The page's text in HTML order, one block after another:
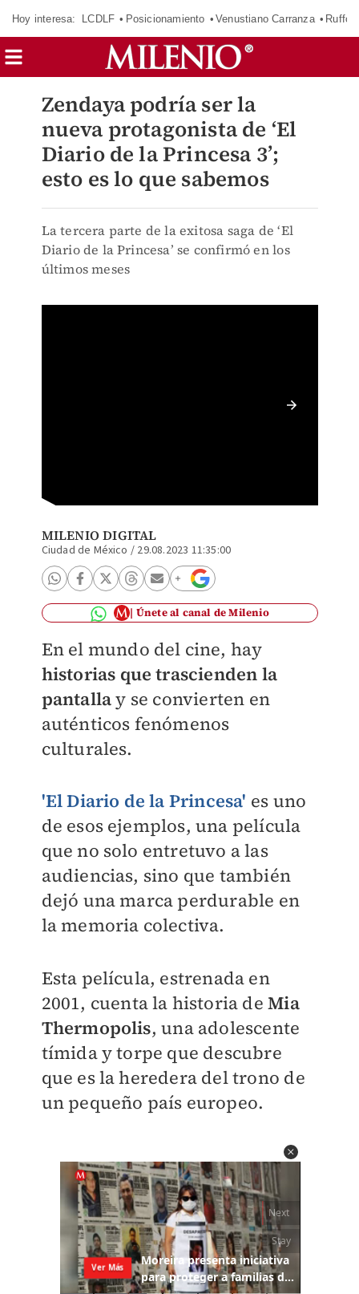
Hoy interesa: LCDLF Posicionamiento Venustiano Carranza Ruffo
Zendaya podría ser la
nueva protagonista de ‘El
Diario de la Princesa 3’;
esto es lo que sabemos
La tercera parte de la exitosa saga de ‘El
Diario de la Princesa’ se confirmó en los
últimos meses
MILENIO DIGITAL
Ciudad de México / 29.08.2023 11:35:00
Únete al canal de Milenio
En el mundo del cine, hay
historias que trascienden la
pantallay se convierten en
auténticos fenómenos
culturales.
'El Diario de la Princesa' es uno
de esos ejemplos, una película
que no solo entretuvo a las
audiencias, sino que también
dejó una marca perdurable en
la memoria colectiva.
Esta película, estrenada en
2001, cuenta la historia deMia
Thermopolis, una adolescente
tímida y torpe que descubre
que es la heredera del trono de
un pequeño país europeo.